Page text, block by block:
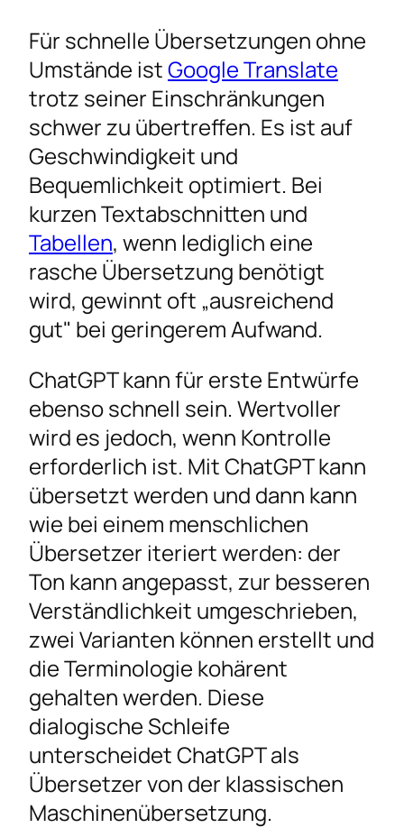
Für schnelle Übersetzungen ohne
Umstände istGoogle Translate
trotz seiner Einschränkungen
schwer zu übertreffen. Es ist auf
Geschwindigkeit und
Bequemlichkeit optimiert. Bei
kurzen Textabschnitten und
Tabellen, wenn lediglich eine
rasche Übersetzung benötigt
wird, gewinnt oft „ausreichend
gut" bei geringerem Aufwand.
ChatGPT kann für erste Entwürfe
ebenso schnell sein. Wertvoller
wird es jedoch, wenn Kontrolle
erforderlich ist. Mit ChatGPT kann
übersetzt werden und dann kann
wie bei einem menschlichen
Übersetzer iteriert werden: der
Ton kann angepasst, zur besseren
Verständlichkeit umgeschrieben,
zwei Varianten können erstellt und
die Terminologie kohärent
gehalten werden. Diese
dialogische Schleife
unterscheidet ChatGPT als
Übersetzer von der klassischen
Maschinenübersetzung.